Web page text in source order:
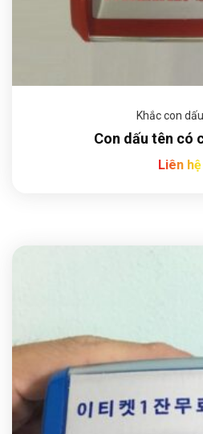
Khắc con
Con dấu tên có
Liên hệ